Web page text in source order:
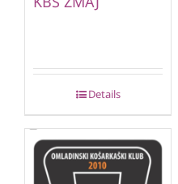
Details